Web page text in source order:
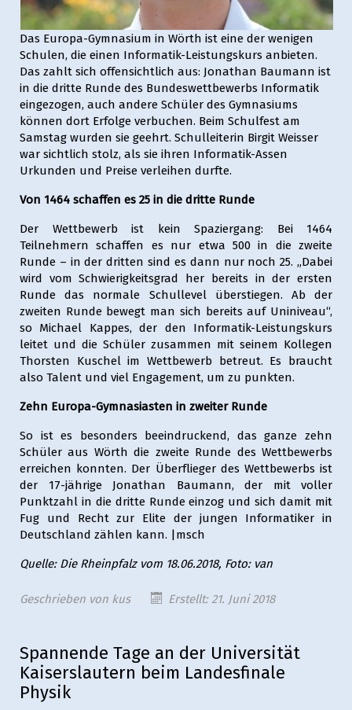
Das Europa-Gymnasium in Wörth ist eine der wenigen
Schulen, die einen Informatik-Leistungskurs anbieten.
Das zahlt sich offensichtlich aus: Jonathan Baumann ist
in die dritte Runde des Bundeswettbewerbs Informatik
eingezogen, auch andere Schüler des Gymnasiums
können dort Erfolge verbuchen. Beim Schulfest am
Samstag wurden sie geehrt. Schulleiterin Birgit Weisser
war sichtlich stolz, als sie ihren Informatik-Assen
Urkunden und Preise verleihen durfte.
Von 1464 schaffen es 25 in die dritte Runde
Der Wettbewerb ist kein Spaziergang: Bei 1464
Teilnehmern schaffen es nur etwa 500 in die zweite
Runde – in der dritten sind es dann nur noch 25. „Dabei
wird vom Schwierigkeitsgrad her bereits in der ersten
Runde das normale Schullevel überstiegen. Ab der
zweiten Runde bewegt man sich bereits auf Uniniveau“,
so Michael Kappes, der den Informatik-Leistungskurs
leitet und die Schüler zusammen mit seinem Kollegen
Thorsten Kuschel im Wettbewerb betreut. Es braucht
also Talent und viel Engagement, um zu punkten.
Zehn Europa-Gymnasiasten in zweiter Runde
So ist es besonders beeindruckend, das ganze zehn
Schüler aus Wörth die zweite Runde des Wettbewerbs
erreichen konnten. Der Überflieger des Wettbewerbs ist
der 17-jährige Jonathan Baumann, der mit voller
Punktzahl in die dritte Runde einzog und sich damit mit
Fug und Recht zur Elite der jungen Informatiker in
Deutschland zählen kann. |msch
Quelle: Die Rheinpfalz vom 18.06.2018, Foto: van
Geschrieben von kus Erstellt: 21. Juni 2018
Spannende Tage an der Universität
Kaiserslautern beim Landesfinale
Physik